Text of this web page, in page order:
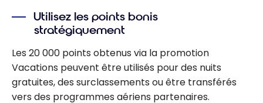
Utilisez les points bonis
stratégiquement
Les 20 000 points obtenus via la promotion
Vacations peuvent être utilisés pour des nuits
gratuites, des surclassements ou être transférés
vers des programmes aériens partenaires.